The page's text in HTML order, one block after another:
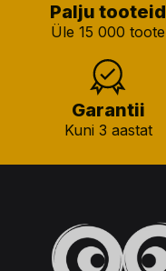
Palju tooteid
Üle 15 000 toote
Garantii
Kuni 3 aastat